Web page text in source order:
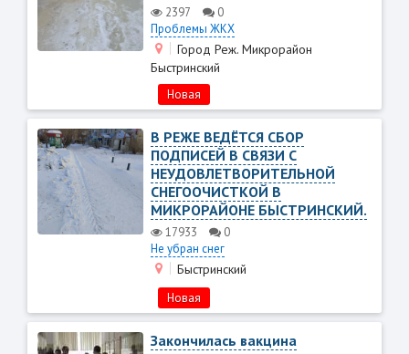
2397
0
Проблемы ЖКХ
Город Реж. Микрорайон
Быстринский
Новая
В РЕЖЕ ВЕДЁТСЯ СБОР
ПОДПИСЕЙ В СВЯЗИ С
НЕУДОВЛЕТВОРИТЕЛЬНОЙ
СНЕГООЧИСТКОЙ В
МИКРОРАЙОНЕ БЫСТРИНСКИЙ.
17933
0
Не убран снег
Быстринский
Новая
Закончилась вакцина